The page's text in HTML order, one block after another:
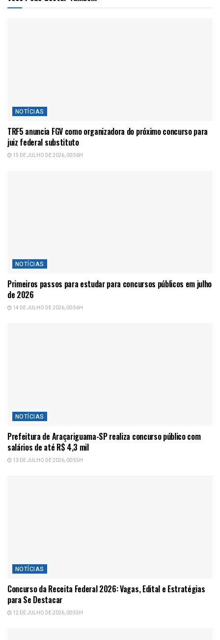
NOTÍCIAS
TRF5 anuncia FGV como organizadora do próximo concurso para
juiz federal substituto
15 DE JULHO DE 2026, 00:56H
NOTÍCIAS
Primeiros passos para estudar para concursos públicos em julho
de 2026
14 DE JULHO DE 2026, 00:56H
NOTÍCIAS
Prefeitura de Araçariguama-SP realiza concurso público com
salários de até R$ 4,3 mil
13 DE JULHO DE 2026, 00:55H
NOTÍCIAS
Concurso da Receita Federal 2026: Vagas, Edital e Estratégias
para Se Destacar
12 DE JULHO DE 2026, 00:55H